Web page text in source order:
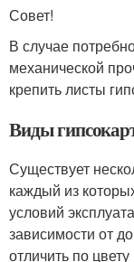
Совет!
В случае
механической
крепить листы
Виды
Существует
каждый из
условий
зависимости от
отличить по цвету